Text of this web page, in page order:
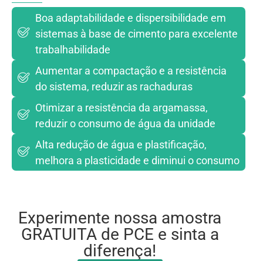
Boa adaptabilidade e dispersibilidade em
sistemas à base de cimento para excelente
trabalhabilidade
Aumentar a compactação e a resistência
do sistema, reduzir as rachaduras
Otimizar a resistência da argamassa,
reduzir o consumo de água da unidade
Alta redução de água e plastificação,
melhora a plasticidade e diminui o consumo
Experimente nossa amostra
GRATUITA de PCE e sinta a
diferença!